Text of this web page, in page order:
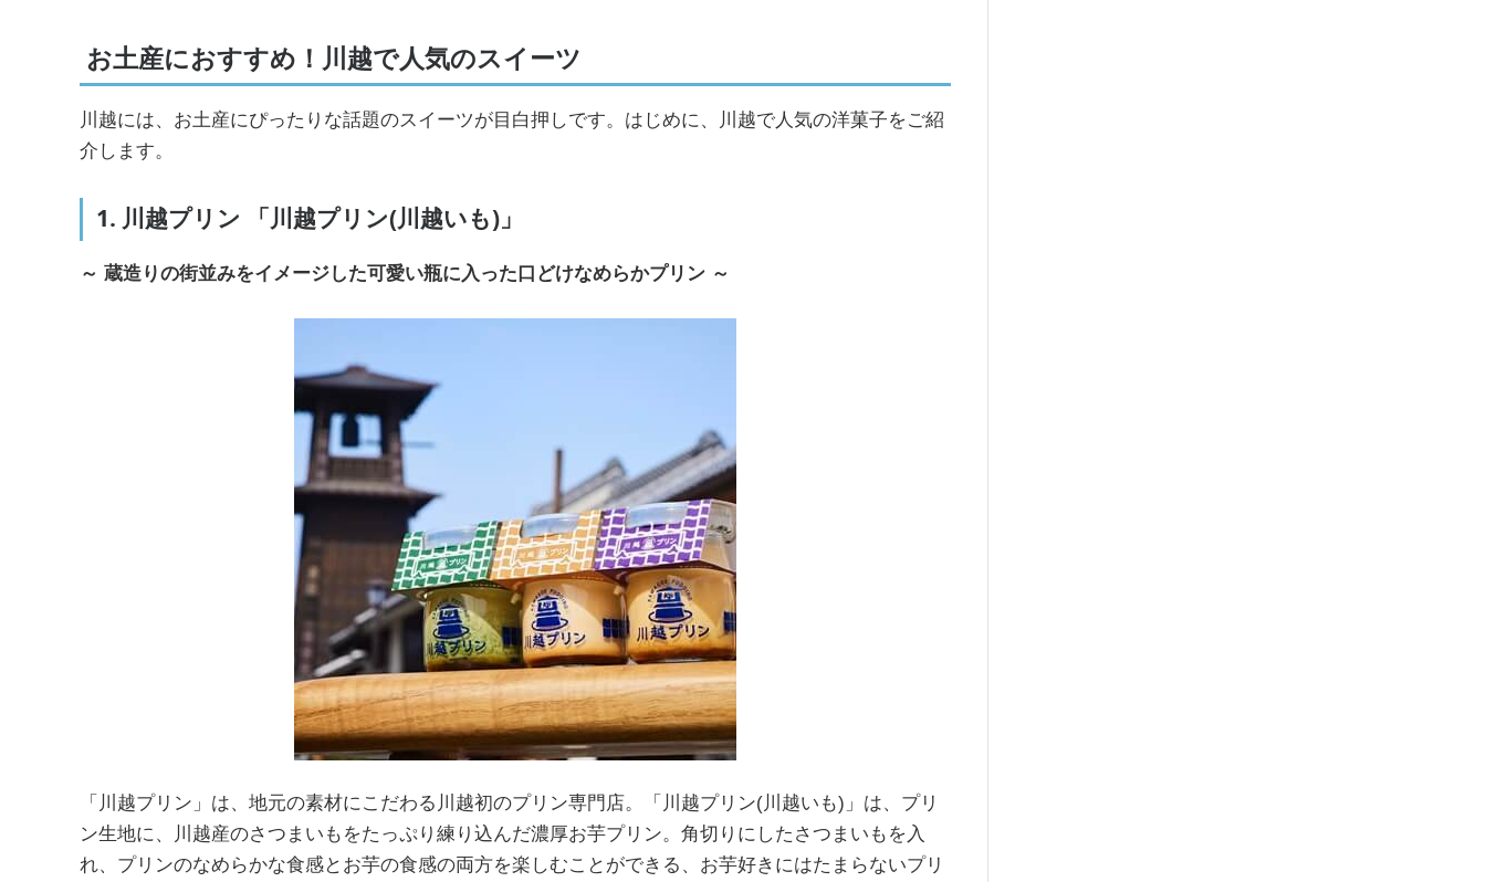
お土産におすすめ！川越で人気のスイーツ
川越には、お土産にぴったりな話題のスイーツが目白押しです。はじめに、川越で人気の洋菓子をご紹
介します。
1. 川越プリン 「川越プリン(川越いも)」
～ 蔵造りの街並みをイメージした可愛い瓶に入った口どけなめらかプリン ～
「川越プリン」は、地元の素材にこだわる川越初のプリン専門店。「川越プリン(川越いも)」は、プリ
ン生地に、川越産のさつまいもをたっぷり練り込んだ濃厚お芋プリン。角切りにしたさつまいもを入
れ、プリンのなめらかな食感とお芋の食感の両方を楽しむことができる、お芋好きにはたまらないプリ